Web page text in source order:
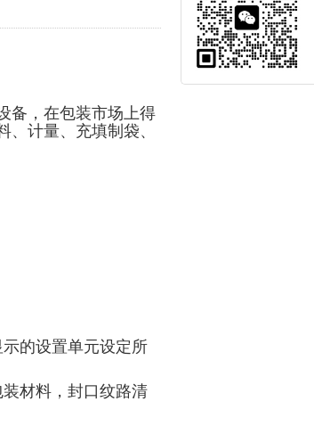
备，在包装市场上得
计量、充填制袋、
的设置单元设定所
材料，封口纹路清